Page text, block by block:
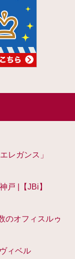
レガンス」
戸 |【JBi】
のオフィスルゥ
ィベル